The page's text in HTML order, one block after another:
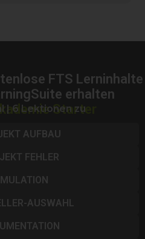
FTS Lerninhalte
erhalten
Starter
| 6 Lektionen zu
AUFBAU
FEHLER
AUSWAHL